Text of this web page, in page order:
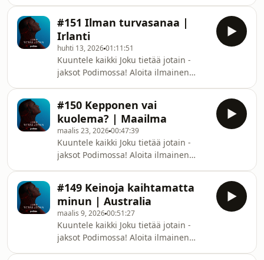
etelään, jossa jäljet viittaavat
paikallisen Elvis-imitaattorin
syyllisyyteen. Miehen
vastaanottoon lokakuisena iltana 2013
ja vaatii vastaanottotyöntekijää
soittamaan hätänumeroon: hän on
juuri löytänyt mahdollisesti
lääkkeiden yliannostuksen ottaneen
vaimonsa elottomana heidän
kylpyhuoneestaan, muovipussi
kasvojensa peittona. En
#151 Ilman turvasanaa |
Irlanti
huhti 13, 202601:11:51
Kuuntele kaikki Joku tietää jotain -
jaksot Podimossa! Aloita ilmainen
järvestä kasan kummallisia esineitä:
käsirautoja, köysiä, nahkanaamioita ja
teräaseita. He ilmoittavat asiasta
poliisille, joka tekee järvellä omia
etsintöjään ja löytää samasta paikasta
muiden esineiden ohella paikallisen
supermarketketjun kanta-
#150 Kepponen vai
kuolema? | Maailma
maalis 23, 202600:47:39
Kuuntele kaikki Joku tietää jotain -
jaksot Podimossa! Aloita ilmainen
pilapuhelu, brittihovi ja
sairaanhoitajan piina Lontoossa.
Australialaiset teinipojat,
yllytyshulluus ja etana. Kaikkien
tuntema ovikellojäynä, pyllistys ja
raivonpuuska Kaliforniassa.
#149 Keinoja kaihtamatta
minun | Australia
maalis 9, 202600:51:27
Kuuntele kaikki Joku tietää jotain -
jaksot Podimossa! Aloita ilmainen